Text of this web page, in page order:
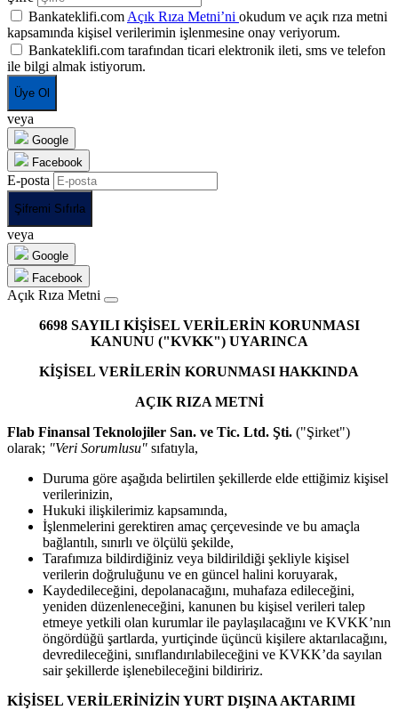
Bankateklifi.com Açık Rıza Metni’ni okudum ve açık rıza metni
kapsamında kişisel verilerimin işlenmesine onay veriyorum.
Bankateklifi.com tarafından ticari elektronik ileti, sms ve telefon
ile bilgi almak istiyorum.
Üye Ol
veya
Google
Facebook
E-posta
Şifremi Sıfırla
veya
Google
Facebook
Açık Rıza Metni
6698 SAYILI KİŞİSEL VERİLERİN KORUNMASI
KANUNU ("KVKK") UYARINCA
KİŞİSEL VERİLERİN KORUNMASI HAKKINDA
AÇIK RIZA METNİ
Flab Finansal Teknolojiler San. ve Tic. Ltd. Şti. ("Şirket")
olarak; "Veri Sorumlusu" sıfatıyla,
Duruma göre aşağıda belirtilen şekillerde elde ettiğimiz kişisel
verilerinizin,
Hukuki ilişkilerimiz kapsamında,
İşlenmelerini gerektiren amaç çerçevesinde ve bu amaçla
bağlantılı, sınırlı ve ölçülü şekilde,
Tarafımıza bildirdiğiniz veya bildirildiği şekliyle kişisel
verilerin doğruluğunu ve en güncel halini koruyarak,
Kaydedileceğini, depolanacağını, muhafaza edileceğini,
yeniden düzenleneceğini, kanunen bu kişisel verileri talep
etmeye yetkili olan kurumlar ile paylaşılacağını ve KVKK’nın
öngördüğü şartlarda, yurtiçinde üçüncü kişilere aktarılacağını,
devredileceğini, sınıflandırılabileceğini ve KVKK’da sayılan
sair şekillerde işlenebileceğini bildiririz.
KİŞİSEL VERİLERİNİZİN YURT DIŞINA AKTARIMI